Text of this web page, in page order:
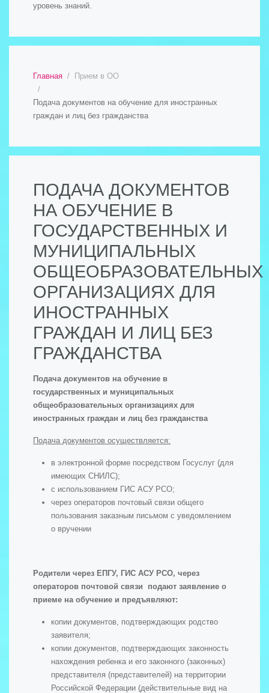
уровень знаний.
Главная Прием в ОО
Подача документов на обучение для иностранных
граждан и лиц без гражданства
ПОДАЧА ДОКУМЕНТОВ
НА ОБУЧЕНИЕ В
ГОСУДАРСТВЕННЫХ И
МУНИЦИПАЛЬНЫХ
ОБЩЕОБРАЗОВАТЕЛЬНЫХ
ОРГАНИЗАЦИЯХ ДЛЯ
ИНОСТРАННЫХ
ГРАЖДАН И ЛИЦ БЕЗ
ГРАЖДАНСТВА
Подача документов на обучение в
государственных и муниципальных
общеобразовательных организациях для
иностранных граждан и лиц без гражданства
Подача документов осуществляется:
в электронной форме посредством Госуслуг (для
имеющих СНИЛС);
с использованием ГИС АСУ РСО;
через операторов почтовый связи общего
пользования заказным письмом с уведомлением
о вручении
Родители через ЕПГУ, ГИС АСУ РСО, через
операторов почтовой связи подают заявление о
приеме на обучение и предъявляют:
копии документов, подтверждающих родство
заявителя;
копии документов, подтверждающих законность
нахождения ребенка и его законного (законных)
представителя (представителей) на территории
Российской Федерации (действительные вид на